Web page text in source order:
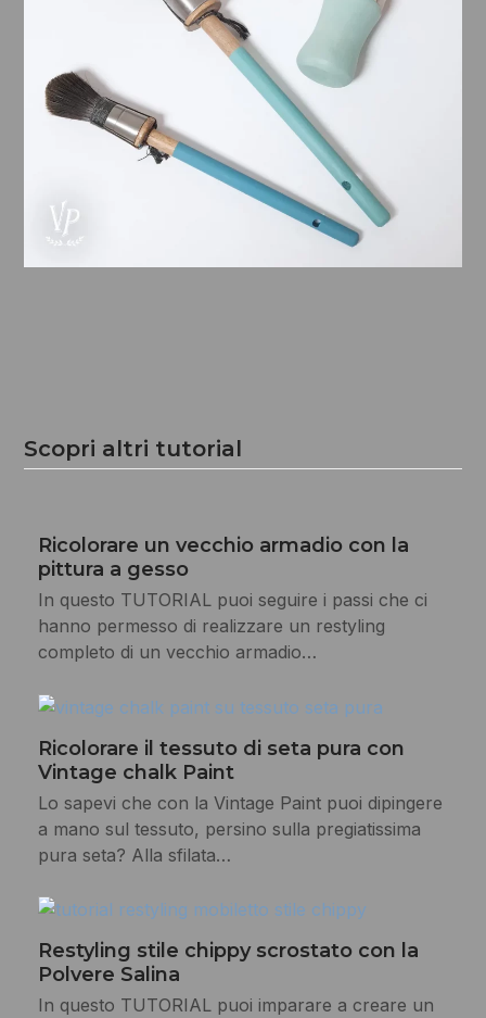
Scopri altri tutorial
Ricolorare un vecchio armadio con la
pittura a gesso
In questo TUTORIAL puoi seguire i passi che ci
hanno permesso di realizzare un restyling
completo di un vecchio armadio…
Ricolorare il tessuto di seta pura con
Vintage chalk Paint
Lo sapevi che con la Vintage Paint puoi dipingere
a mano sul tessuto, persino sulla pregiatissima
pura seta? Alla sfilata…
Restyling stile chippy scrostato con la
Polvere Salina
In questo TUTORIAL puoi imparare a creare un